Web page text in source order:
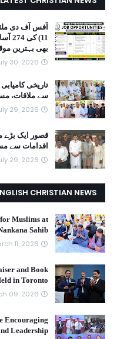
بھی بہترین
30, 2026
تاریخی
سے ملاقات،
29, 2026
قصور ایک بڑے
اقدامات سے
29, 2026
CHRISTIAN NEWS
Muslims at
Sahib
11, 2026
and Book
in Toronto
09, 2026
Encouraging
Leadership